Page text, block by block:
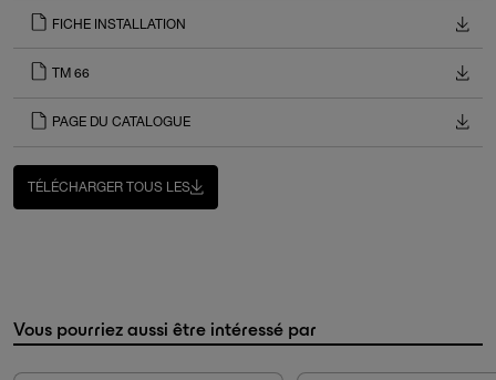
FICHE INSTALLATION
TM 66
PAGE DU CATALOGUE
TÉLÉCHARGER TOUS LES
Vous pourriez aussi être intéressé par